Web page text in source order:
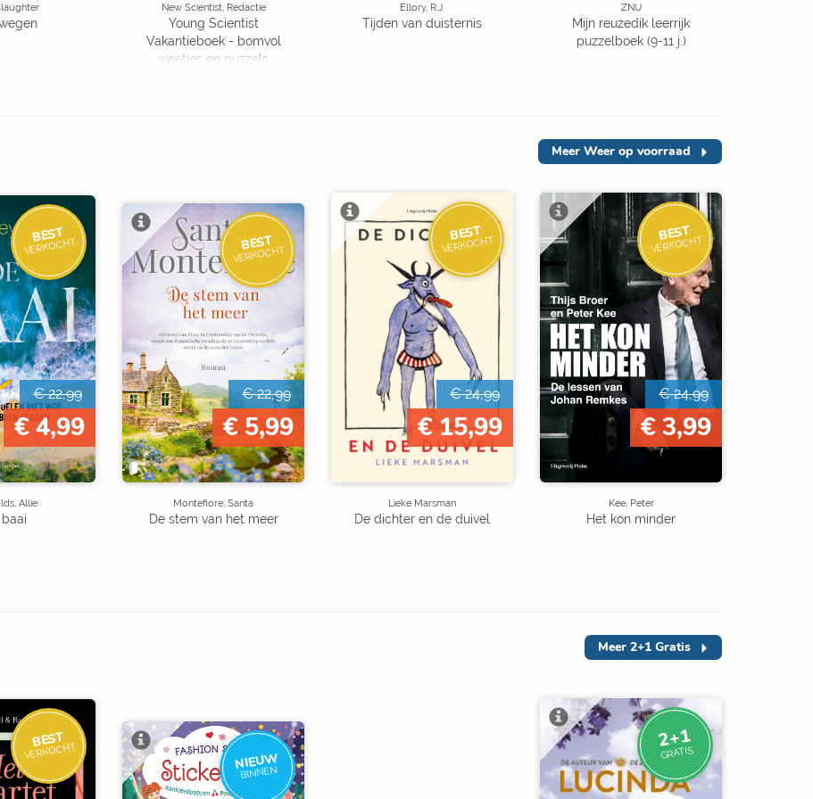
New Scientist, Redactie
Young Scientist
Vakantieboek - bomvol
weetjes en puzzels
Ellory, R.J.
Tijden van duisternis
ZNU
Mijn reuzedik leerrijk
puzzelboek (9-11 j.)
Meer Weer op voorraad
BEST
VERKOCHT
€ 22,99
€ 4,99
Allie
baai
BEST
VERKOCHT
€ 22,99
€ 5,99
Montefiore, Santa
De stem van het meer
BEST
VERKOCHT
€ 24,99
€ 15,99
Lieke Marsman
De dichter en de duivel
BEST
VERKOCHT
€ 24,99
€ 3,99
Kee, Peter
Het kon minder
Meer 2+1 Gratis
BEST
VERKOCHT NIEUW
BINNEN
2+1
GRATIS